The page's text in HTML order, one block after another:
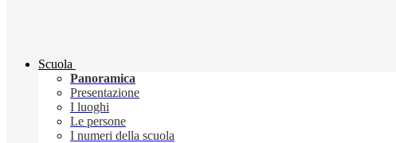
Scuola
Panoramica
Presentazione
I luoghi
Le persone
I numeri della scuola